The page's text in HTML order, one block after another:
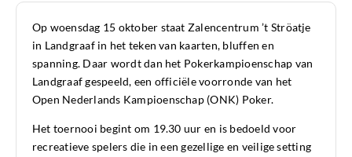
Op woensdag 15 oktober staat Zalencentrum ’t Ströatje
in Landgraaf in het teken van kaarten, bluffen en
spanning. Daar wordt dan het Pokerkampioenschap van
Landgraaf gespeeld, een officiële voorronde van het
Open Nederlands Kampioenschap (ONK) Poker.
Het toernooi begint om 19.30 uur en is bedoeld voor
recreatieve spelers die in een gezellige en veilige setting